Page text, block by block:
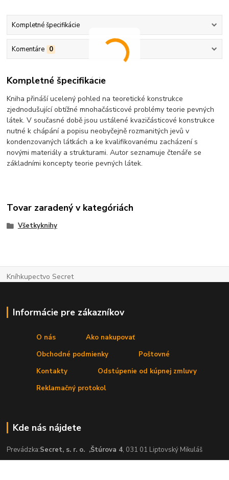
Kompletné špecifikácie
Komentáre 0
Kompletné špecifikácie
Kniha přináší ucelený pohled na teoretické konstrukce
zjednodušující obtížné mnohačásticové problémy teorie pevných
látek. V současné době jsou ustálené kvazičásticové konstrukce
nutné k chápání a popisu neobyčejně rozmanitých jevů v
kondenzovaných látkách a ke kvalifikovanému zacházení s
novými materiály a strukturami. Autor seznamuje čtenáře se
základními koncepty teorie pevných látek.
Tovar zaradený v kategóriách
Všetkyknihy
Kníhkupectvo Secret
Informácie pre zákazníkov
O nás
Ako nakupovať
Obchodné podmienky
Poštovné
Kontakty
Odstúpenie od kúpnej zmluvy
Reklamačný protokol
Kde nás nájdete
Prevádzka:Secret, s. r. o. ,Štúrova 4, 031 01 Liptovský Mikuláš